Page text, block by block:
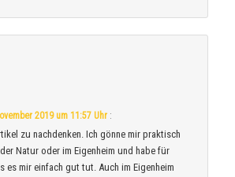
2019 um 11:57 Uhr :
zu nachdenken. Ich gönne mir praktisch
Natur oder im Eigenheim und habe für
es mir einfach gut tut. Auch im Eigenheim